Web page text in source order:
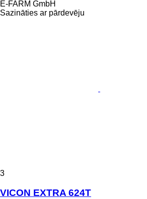
E-FARM GmbH
Sazināties ar pārdevēju
3
VICON EXTRA 624T